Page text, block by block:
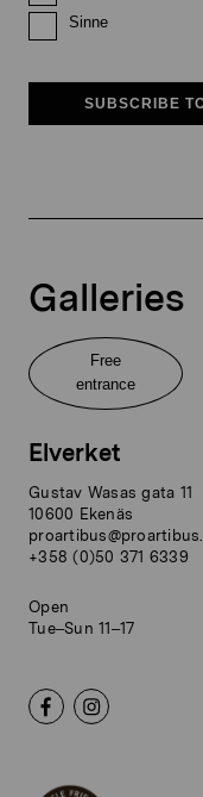
Sinne
SUBSCRIBE
Galleries
Free
entrance
Elverket
Gustav Wasas gata 11
10600 Ekenäs
+358 (0)50 371 6339
Open
Tue–Sun 11–17